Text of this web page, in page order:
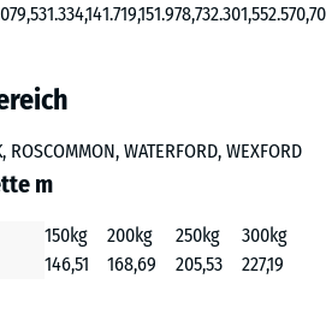
1.334,141.719,151.978,732.301,552.570,70
ROSCOMMON, WATERFORD, WEXFORD
m
150kg 200kg 250kg
300kg
146,51 168,69 205,53 227,19